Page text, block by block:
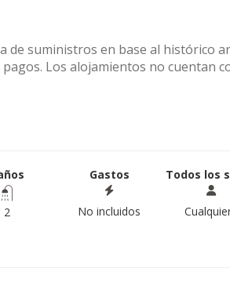
de suministros en base al histórico
Los alojamientos no cuentan
2
Gastos
No incluidos
Todos los